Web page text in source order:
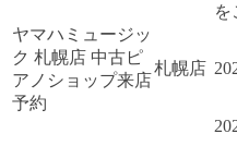
を
ヤマハミュージッ
ク 札幌店 中古ピ
アノショップ来店
予約
札幌店